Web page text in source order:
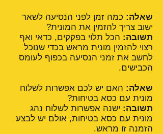
שאלה: כמה זמן לפני הנסיעה לשאר
ישוב צריך להזמין את המונית?
תשובה: הכל תלוי בפקקים, כדאי ואף
רצוי להזמין מונית מראש בכדי שנוכל
לחשב את זמני הנסיעה בכפוף לעומס
הכבישים.
שאלה: האם יש לכם אפשרות לשלוח
מונית עם כסא בטיחות?
תשובה: ישנה אפשרות לשלוח נהג
מונית עם כסא בטיחות, אולם יש לבצע
הזמנה זו מראש.